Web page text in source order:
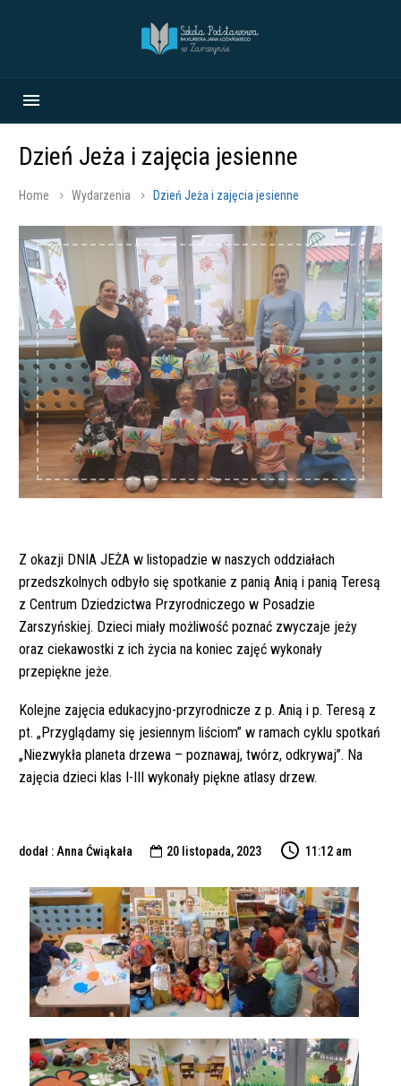
Dzień Jeża i zajęcia jesienne
Home Wydarzenia Dzień Jeża i zajęcia jesienne
Z okazji DNIA JEŻA w listopadzie w naszych oddziałach
przedszkolnych odbyło się spotkanie z panią Anią i panią Teresą
z Centrum Dziedzictwa Przyrodniczego w Posadzie
Zarszyńskiej. Dzieci miały możliwość poznać zwyczaje jeży
oraz ciekawostki z ich życia na koniec zajęć wykonały
przepiękne jeże.
Kolejne zajęcia edukacyjno-przyrodnicze z p. Anią i p. Teresą z
pt. „Przyglądamy się jesiennym liściom” w ramach cyklu spotkań
„Niezwykła planeta drzewa – poznawaj, twórz, odkrywaj”. Na
zajęcia dzieci klas I-III wykonały piękne atlasy drzew.
dodał : Anna Ćwiąkała  20 listopada, 2023 11:12 am